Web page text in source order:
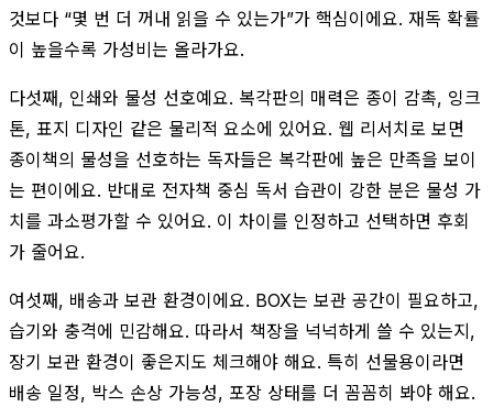
것보다 “몇 번 더 꺼내 읽을 수 있는가”가 핵심이에요. 재독 확률
이 높을수록 가성비는 올라가요.
다섯째, 인쇄와 물성 선호예요. 복각판의 매력은 종이 감촉, 잉크
톤, 표지 디자인 같은 물리적 요소에 있어요. 웹 리서치로 보면
종이책의 물성을 선호하는 독자들은 복각판에 높은 만족을 보이
는 편이에요. 반대로 전자책 중심 독서 습관이 강한 분은 물성 가
치를 과소평가할 수 있어요. 이 차이를 인정하고 선택하면 후회
가 줄어요.
여섯째, 배송과 보관 환경이에요. BOX는 보관 공간이 필요하고,
습기와 충격에 민감해요. 따라서 책장을 넉넉하게 쓸 수 있는지,
장기 보관 환경이 좋은지도 체크해야 해요. 특히 선물용이라면
배송 일정, 박스 손상 가능성, 포장 상태를 더 꼼꼼히 봐야 해요.